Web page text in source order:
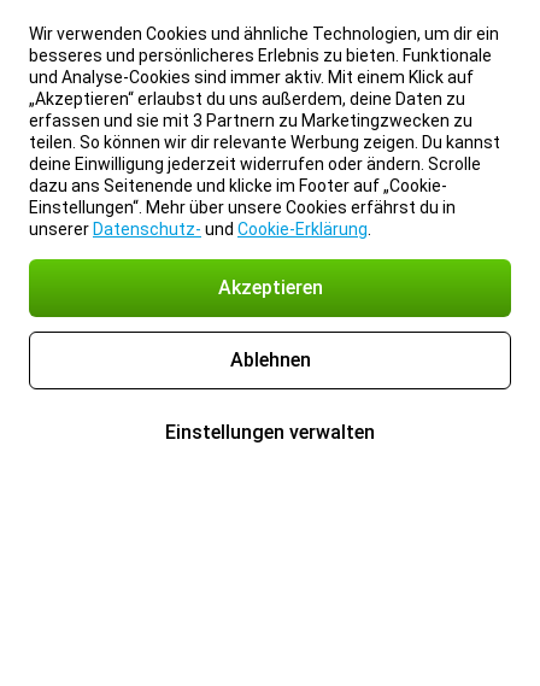
Wir verwenden Cookies und ähnliche Technologien, um dir ein
besseres und persönlicheres Erlebnis zu bieten. Funktionale
und Analyse-Cookies sind immer aktiv. Mit einem Klick auf
„Akzeptieren“ erlaubst du uns außerdem, deine Daten zu
erfassen und sie mit 3 Partnern zu Marketingzwecken zu
teilen. So können wir dir relevante Werbung zeigen. Du kannst
deine Einwilligung jederzeit widerrufen oder ändern. Scrolle
dazu ans Seitenende und klicke im Footer auf „Cookie-
Einstellungen“. Mehr über unsere Cookies erfährst du in
unserer Datenschutz- und Cookie-Erklärung
Akzeptieren
Ablehnen
Einstellungen verwalten